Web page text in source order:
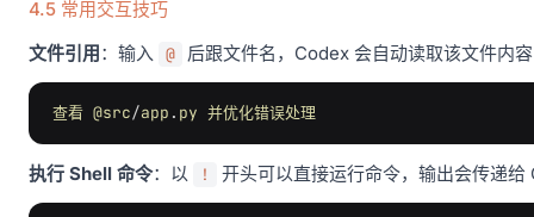
4.5 常用交互技巧
文件引用：输入 @ 后跟文件名，Codex 会自动读取该文件内
查看 @src/app . py 并优化错误处理
执行 Shell 命令：以 ! 开头可以直接运行命令，输出会传递给